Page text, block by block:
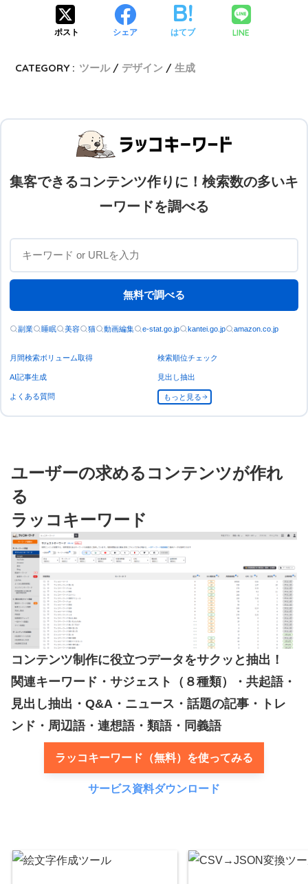
ポスト シェア はてブ LINE
CATEGORY : ツール デザイン 生成
集客できるコンテンツ作りに！検索数の多いキ
ーワードを調べる
無料で調べる
副業 睡眠 美容 猫 動画編集 e-stat.go.jp kantei.go.jp amazon.co.jp
月間検索ボリューム取得 検索順位チェック
AI記事生成 見出し抽出
よくある質問 もっと見る
ユーザーの求めるコンテンツが作れ
る
ラッコキーワード
コンテンツ制作に役立つデータをサクッと抽出！
関連キーワード・サジェスト（８種類）・共起語・
見出し抽出・Q&A・ニュース・話題の記事・トレ
ンド・周辺語・連想語・類語・同義語
ラッコキーワード（無料）を使ってみる
サービス資料ダウンロード